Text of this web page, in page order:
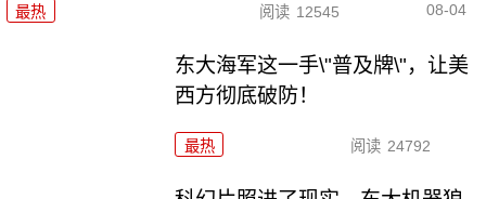
最热 阅读 12545 08-04
东大海军这一手\"普及牌\"，让美
西方彻底破防！
最热 阅读 24792